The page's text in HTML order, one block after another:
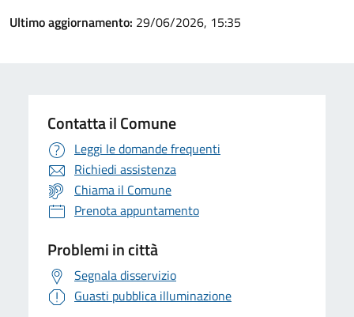
Ultimo aggiornamento: 29/06/2026, 15:35
Contatta il Comune
Leggi le domande frequenti
Richiedi assistenza
Chiama il Comune
Prenota appuntamento
Problemi in città
Segnala disservizio
Guasti pubblica illuminazione